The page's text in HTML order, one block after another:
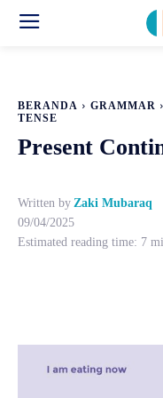
BERANDA GRAMMAR
TENSE
Present
Written by Zaki Mubaraq
09/04/2025
Estimated reading time: 7